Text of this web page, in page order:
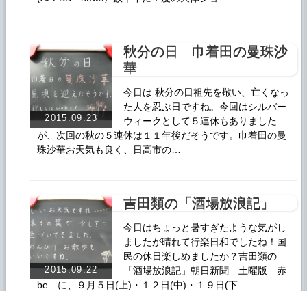
2015.09.23
秋分の日 巾着田の曼珠沙
華
今日は 秋分の日祖先を敬い、亡くなっ
た人を忍ぶ日ですね。今回はシルバー
ウィークとして５連休もありました
が、次回の秋の５連休は１１年後だそうです。巾着田の曼
珠沙華お天気も良く、日高市の…
2015.09.22
吉田類の「酒場放浪記」
今日はちょっと暑すぎたような気がし
ましたが晴れて行楽日和でしたね！国
民の休日楽しめましたか？吉田類の
「酒場放浪記」朝日新聞 土曜版 赤
be に、９月５日(上)・１２日(中)・１９日(下…